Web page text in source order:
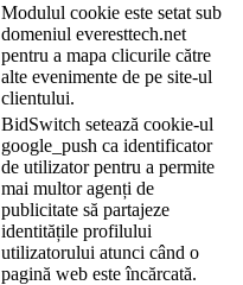
Modulul cookie este setat sub
domeniul everesttech.net
pentru a mapa clicurile către
alte evenimente de pe site-ul
clientului.
BidSwitch setează cookie-ul
google_push ca identificator
de utilizator pentru a permite
mai multor agenți de
publicitate să partajeze
identitățile profilului
utilizatorului atunci când o
pagină web este încărcată.